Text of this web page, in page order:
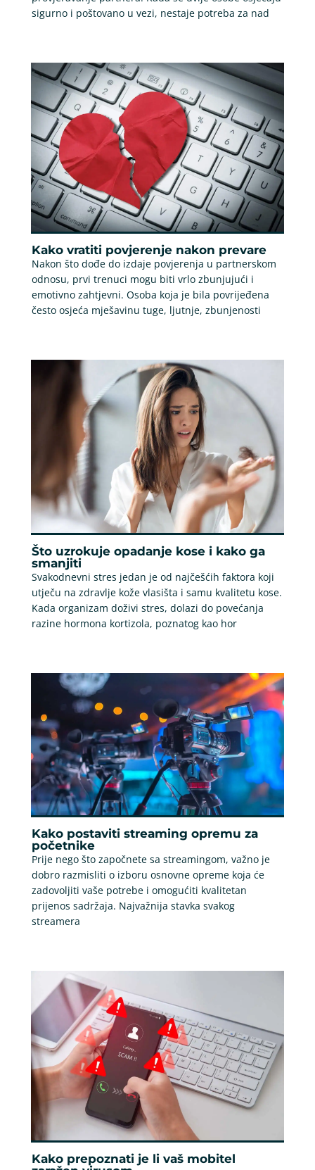
sigurno i poštovano u vezi, nestaje potreba za nad
Kako vratiti povjerenje nakon prevare
Nakon što dođe do izdaje povjerenja u partnerskom
odnosu, prvi trenuci mogu biti vrlo zbunjujući i
emotivno zahtjevni. Osoba koja je bila povrijeđena
često osjeća mješavinu tuge, ljutnje, zbunjenosti
Što uzrokuje opadanje kose i kako ga
smanjiti
Svakodnevni stres jedan je od najčešćih faktora koji
utječu na zdravlje kože vlasišta i samu kvalitetu kose.
Kada organizam doživi stres, dolazi do povećanja
razine hormona kortizola, poznatog kao hor
Kako postaviti streaming opremu za
početnike
Prije nego što započnete sa streamingom, važno je
dobro razmisliti o izboru osnovne opreme koja će
zadovoljiti vaše potrebe i omogućiti kvalitetan
prijenos sadržaja. Najvažnija stavka svakog
streamera
Kako prepoznati je li vaš mobitel